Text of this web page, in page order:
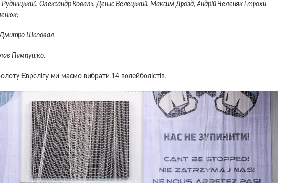
Олександр Коваль, Денис Велецький, Максим Дрозд, Андрій Челеняк і трохи
Шаповал;
Пампушко.
Євролігу ми маємо вибрати 14 волейболістів.